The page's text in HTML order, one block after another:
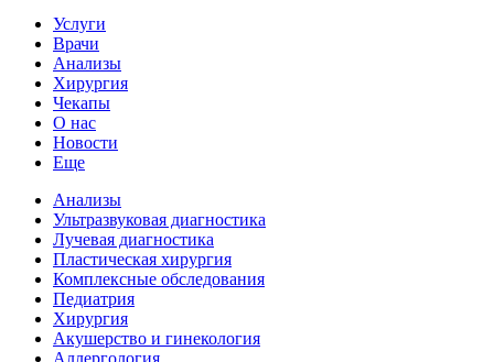
Услуги
Врачи
Анализы
Хирургия
Чекапы
О нас
Новости
Еще
Анализы
Ультразвуковая диагностика
Лучевая диагностика
Пластическая хирургия
Комплексные обследования
Педиатрия
Хирургия
Акушерство и гинекология
Аллергология